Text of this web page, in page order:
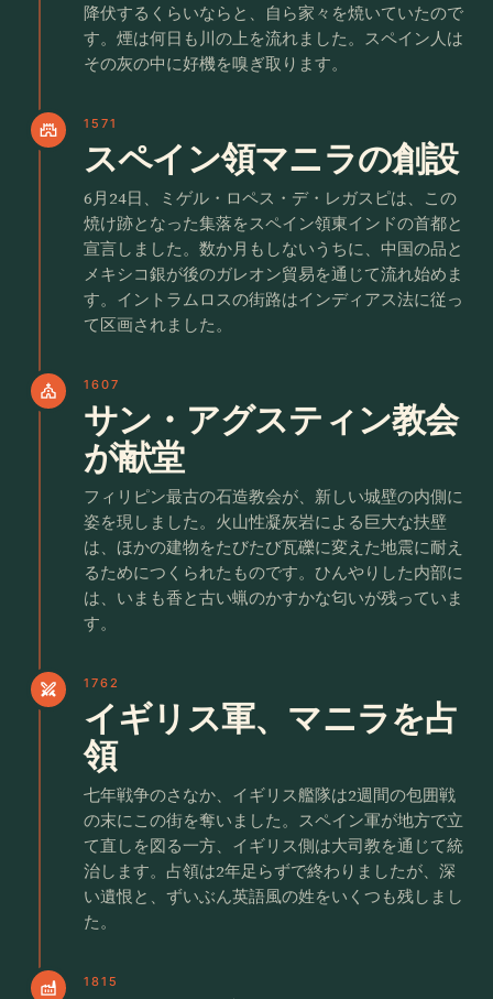
降伏するくらいならと、自ら家々を焼いていたので
す。煙は何日も川の上を流れました。スペイン人は
その灰の中に好機を嗅ぎ取ります。
castle 1571
スペイン領マニラの創設
6月24日、ミゲル・ロペス・デ・レガスピは、この
焼け跡となった集落をスペイン領東インドの首都と
宣言しました。数か月もしないうちに、中国の品と
メキシコ銀が後のガレオン貿易を通じて流れ始めま
す。イントラムロスの街路はインディアス法に従っ
て区画されました。
church 1607
サン・アグスティン教会
が献堂
フィリピン最古の石造教会が、新しい城壁の内側に
姿を現しました。火山性凝灰岩による巨大な扶壁
は、ほかの建物をたびたび瓦礫に変えた地震に耐え
るためにつくられたものです。ひんやりした内部に
は、いまも香と古い蝋のかすかな匂いが残っていま
す。
swords 1762
イギリス軍、マニラを占
領
七年戦争のさなか、イギリス艦隊は2週間の包囲戦
の末にこの街を奪いました。スペイン軍が地方で立
て直しを図る一方、イギリス側は大司教を通じて統
治します。占領は2年足らずで終わりましたが、深
い遺恨と、ずいぶん英語風の姓をいくつも残しまし
た。
factory 1815